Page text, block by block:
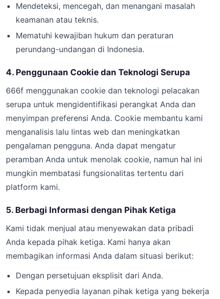
Mendeteksi, mencegah, dan menangani masalah
keamanan atau teknis.
Mematuhi kewajiban hukum dan peraturan
perundang-undangan di Indonesia.
4. Penggunaan Cookie dan Teknologi Serupa
666f menggunakan cookie dan teknologi pelacakan
serupa untuk mengidentifikasi perangkat Anda dan
menyimpan preferensi Anda. Cookie membantu kami
menganalisis lalu lintas web dan meningkatkan
pengalaman pengguna. Anda dapat mengatur
peramban Anda untuk menolak cookie, namun hal ini
mungkin membatasi fungsionalitas tertentu dari
platform kami.
5. Berbagi Informasi dengan Pihak Ketiga
Kami tidak menjual atau menyewakan data pribadi
Anda kepada pihak ketiga. Kami hanya akan
membagikan informasi Anda dalam situasi berikut:
Dengan persetujuan eksplisit dari Anda.
Kepada penyedia layanan pihak ketiga yang bekerja